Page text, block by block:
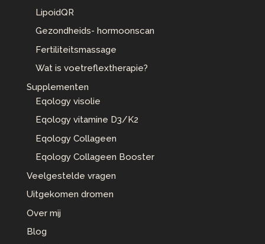
LipoidQR
Gezondheids- hormoonscan
Fertiliteitsmassage
Wat is voetreflextherapie?
Supplementen
Eqology visolie
Eqology vitamine D3/K2
Eqology Collageen
Eqology Collageen Booster
Veelgestelde vragen
Uitgekomen dromen
Over mij
Blog